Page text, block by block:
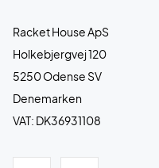
Racket House ApS
Holkebjergvej 120
5250 Odense SV
Denemarken
VAT: DK36931108